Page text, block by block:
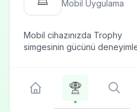
Mobil Uygulama
Mobil cihazınızda Trophy
simgesinin gücünü